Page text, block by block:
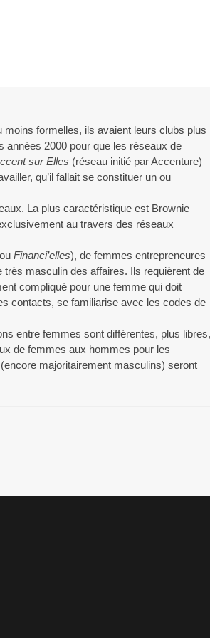
formelles, ils avaient leurs clubs plus
années 2000 pour que les réseaux de
sur Elles (réseau initié par Accenture)
qu’il fallait se constituer un ou
La plus caractéristique est Brownie
au travers des réseaux
ouFinanci’elles), de femmes entrepreneures
masculin des affaires. Ils requièrent de
compliqué pour une femme qui doit
contacts, se familiarise avec les codes de
entre femmes sont différentes, plus libres,
de femmes aux hommes pour les
majoritairement masculins) seront